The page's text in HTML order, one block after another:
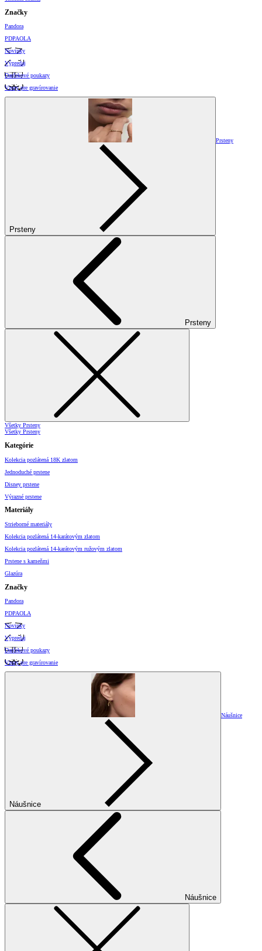
Značky
Pandora
PDPAOLA
Novinky
Výpredaj
Darčekové poukazy
Vzory pre gravírovanie
Prsteny
Prsteny
Prsteny
Všetky Prsteny
Všetky Prsteny
Kategórie
Kolekcia pozlátená 18K zlatom
Jednoduché prstene
Disney prstene
Výrazné prstene
Materiály
Strieborné materiály
Kolekcia pozlátená 14-karátovým zlatom
Kolekcia pozlátená 14-karátovým ružovým zlatom
Prstene s kameňmi
Glazúra
Značky
Pandora
PDPAOLA
Novinky
Výpredaj
Darčekové poukazy
Vzory pre gravírovanie
Náušnice
Náušnice
Náušnice